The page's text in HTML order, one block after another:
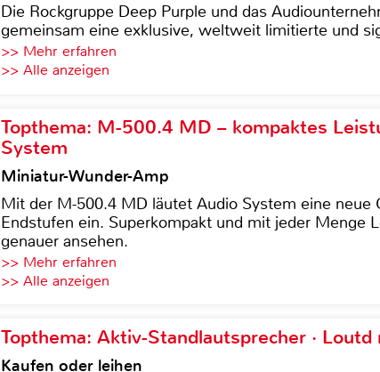
Die Rockgruppe Deep Purple und das
gemeinsam eine exklusive, weltweit limitierte und
>> Mehr erfahren
>> Alle anzeigen
Topthema: M-500.4 MD – kompaktes
System
Miniatur-Wunder-Amp
Mit der M-500.4 MD läutet Audio System eine neue
Endstufen ein. Superkompakt und mit jeder Menge
genauer ansehen.
>> Mehr erfahren
>> Alle anzeigen
Topthema: Aktiv-Standlautsprecher · Loutd
Kaufen oder leihen